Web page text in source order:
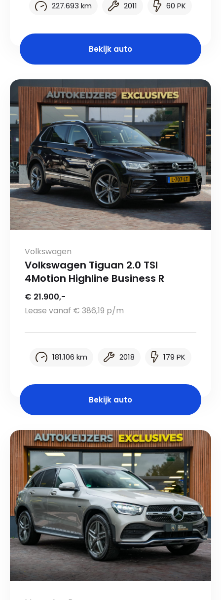
227.693 km 2011 60 PK
Bekijk auto
Volkswagen
Volkswagen Tiguan 2.0 TSI
4Motion Highline Business R
€ 21.900,-
Lease vanaf € 386,19 p/m
181.106 km 2018 179 PK
Bekijk auto